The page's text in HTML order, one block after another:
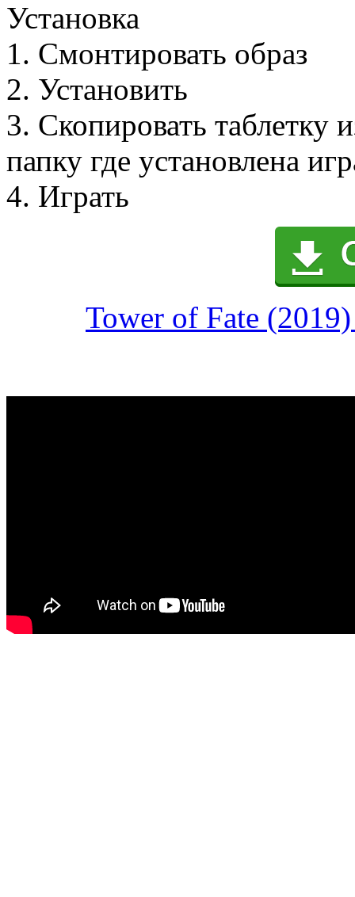
Установка
1. Смонтировать образ
2. Установить
3. Скопировать таблетку
папку где установлена
4. Играть
Tower of Fate (2019)